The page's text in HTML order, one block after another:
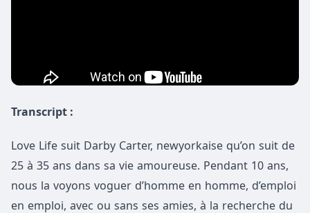
Transcript :
Love Life suit Darby Carter, newyorkaise qu’on suit de
25 à 35 ans dans sa vie amoureuse. Pendant 10 ans,
nous la voyons voguer d’homme en homme, d’emploi
en emploi, avec ou sans ses amies, à la recherche du